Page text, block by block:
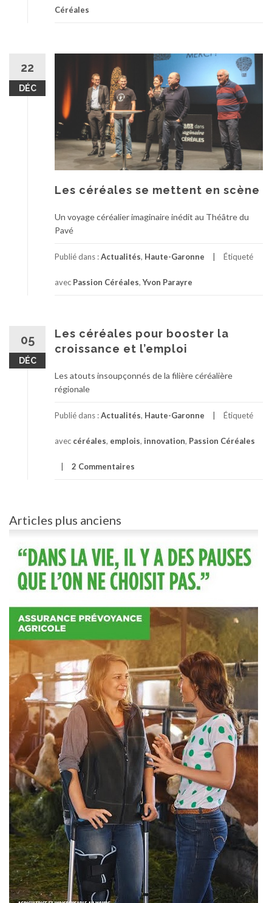
Céréales
22
DÉC
Les céréales se mettent en scène
Un voyage céréalier imaginaire inédit au Théâtre du
Pavé
Publié dans :Actualités, Haute-Garonne Étiqueté
avec Passion Céréales,Yvon Parayre
05
DÉC
Les céréales pour booster la
croissance et l’emploi
Les atouts insoupçonnés de la filière céréalière
régionale
Publié dans :Actualités, Haute-Garonne Étiqueté
avec céréales, emplois, innovation, Passion Céréales
2 Commentaires
Navigation
des
articles
Articles plus anciens